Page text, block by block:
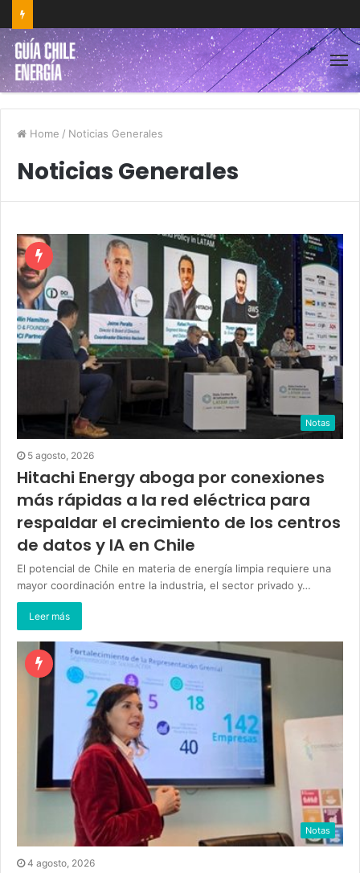
Home / Noticias Generales
Noticias Generales
Notas
5 agosto, 2026
Hitachi Energy aboga por conexiones
más rápidas a la red eléctrica para
respaldar el crecimiento de los centros
de datos y IA en Chile
El potencial de Chile en materia de energía limpia requiere una
mayor coordinación entre la industria, el sector privado y…
Leer más
Notas
4 agosto, 2026